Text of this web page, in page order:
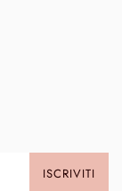
ISCRIVITI